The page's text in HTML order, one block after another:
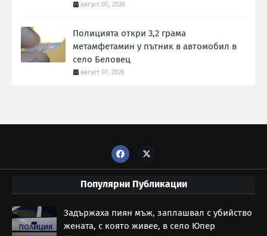
август 05, 2026
Полицията откри 3,2 грама
метамфетамин у пътник в автомобил в
село Беловец
август 07, 2026
Популярни Публикации
Задържаха пиян мъж, заплашвал с убийство
жената, с която живее, в село Юпер